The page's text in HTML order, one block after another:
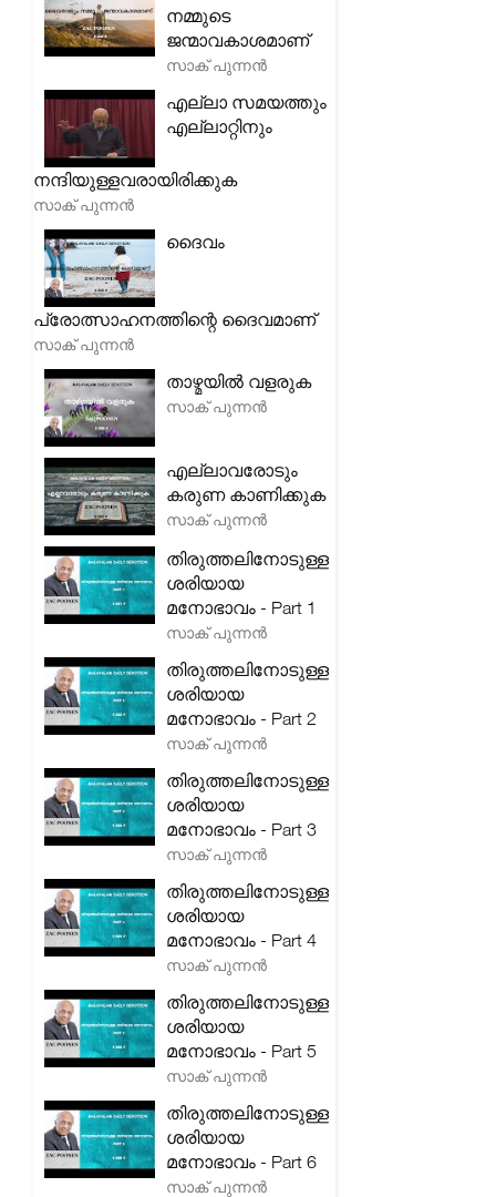
നമ്മുടെ
ജന്മാവകാശമാണ്
സാക് പുന്നൻ
എല്ലാ സമയത്തും
എല്ലാറ്റിനും
നന്ദിയുള്ളവരായിരിക്കുക
സാക് പുന്നൻ
ദൈവം
പ്രോത്സാഹനത്തിന്റെ ദൈവമാണ്
സാക് പുന്നൻ
താഴ്മയിൽ വളരുക
സാക് പുന്നൻ
എല്ലാവരോടും
കരുണ കാണിക്കുക
സാക് പുന്നൻ
തിരുത്തലിനോടുള്ള
ശരിയായ
മനോഭാവം - Part 1
സാക് പുന്നൻ
തിരുത്തലിനോടുള്ള
ശരിയായ
മനോഭാവം - Part 2
സാക് പുന്നൻ
തിരുത്തലിനോടുള്ള
ശരിയായ
മനോഭാവം - Part 3
സാക് പുന്നൻ
തിരുത്തലിനോടുള്ള
ശരിയായ
മനോഭാവം - Part 4
സാക് പുന്നൻ
തിരുത്തലിനോടുള്ള
ശരിയായ
മനോഭാവം - Part 5
സാക് പുന്നൻ
തിരുത്തലിനോടുള്ള
ശരിയായ
മനോഭാവം - Part 6
സാക് പുന്നൻ